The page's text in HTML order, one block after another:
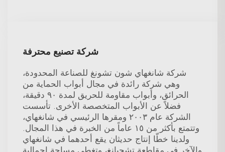
شركة تصنيع محترفة
شركة شانغهاي شون تشونغ للصناعة المحدودة،
وهي شركة رائدة في مجال أبواب الحماية من
الحرائق، وأبواب مقاومة للحريق لمدة ٩٠ دقيقة،
فضلاً عن الأبواب المتخصصة الأخرى. تأسست
الشركة عام ٢٠٠٣ ومقرها الرئيسي في شانغهاي،
وتتمتع بأكثر من ١٥ عاماً من الخبرة في هذا المجال.
ولدينا خطّا إنتاج حديثان يقع أحدهما في شانغهاي